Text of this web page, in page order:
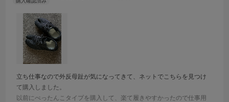
立ち仕事なので外反母趾が気になってきて、ネットでこちらを見つけ
て購入しました。
以前にぺったんこタイプを購入して、楽て履きやすかったので仕事用